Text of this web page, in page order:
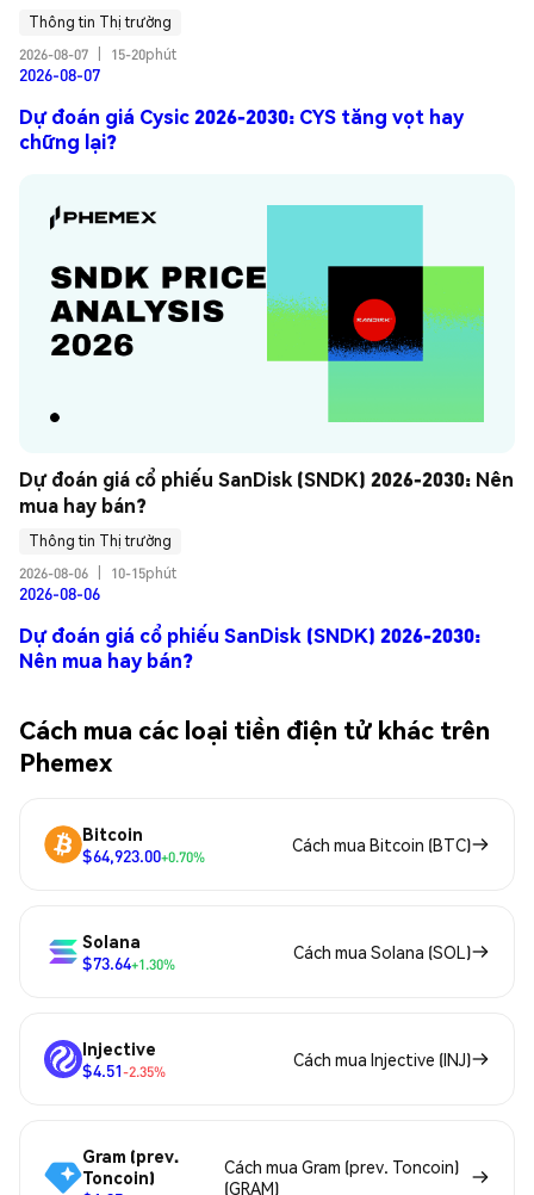
Thông tin Thị trường
2026-08-07
15-20phút
2026-08-07
Dự đoán giá Cysic 2026-2030: CYS tăng vọt hay
chững lại?
Dự đoán giá cổ phiếu SanDisk (SNDK) 2026-2030: Nên
mua hay bán?
Thông tin Thị trường
2026-08-06
10-15phút
2026-08-06
Dự đoán giá cổ phiếu SanDisk (SNDK) 2026-2030:
Nên mua hay bán?
Cách mua các loại tiền điện tử khác trên
Phemex
Bitcoin
$64,923.00+0.70%
Cách mua Bitcoin (BTC)
Solana
$73.64+1.30%
Cách mua Solana (SOL)
Injective
$4.51-2.35%
Cách mua Injective (INJ)
Gram (prev.
Toncoin)
Cách mua Gram (prev. Toncoin)
(GRAM)